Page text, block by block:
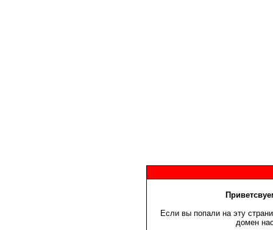
Если вы попали на эту
домен